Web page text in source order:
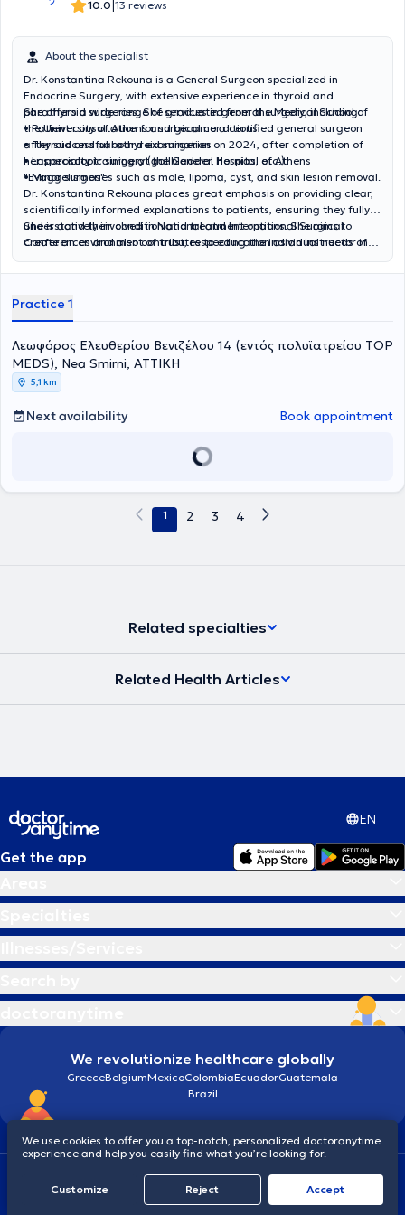
10.0|13 reviews
About the specialist
Dr. Konstantina Rekouna is a General Surgeon specialized in
Endocrine Surgery, with extensive experience in thyroid and
parathyroid surgeries. She graduated from the Medical School of
the University of Athens and became a certified general surgeon
after successful board examination on 2024, after completion of
her specialty training at the General Hospital of Athens
"Evaggelismos".
She offers a wide range of services in general surgery, including:
• Patient consultation for surgical conditions
• Thyroid and parathyroid surgeries
• Laparoscopic surgery (gallbladder, hernias, etc.)
• Minor surgeries such as mole, lipoma, cyst, and skin lesion removal.
Dr. Konstantina Rekouna places great emphasis on providing clear,
scientifically informed explanations to patients, ensuring they fully
understand their condition and treatment options. She aims to
create an environment of trust, respecting the individual needs of
She is actively involved in National and International Surgical
Conferences and also contributes to education as an instructor in
advancements in the field.
Practice 1
Λεωφόρος Ελευθερίου Βενιζέλου 14 (εντός πολυϊατρείου ΤΟP
MEDS), Nea Smirni, ΑΤΤΙΚΗ
5,1 km
Next availability Book appointment
1 2 3 4
Related specialties
Related Health Articles
EN
Get the app
We revolutionize healthcare globally
GreeceBelgiumMexicoColombiaEcuadorGuatemala
Brazil
Cookiesdoctoranytime: Data Protection Policy
© 2026 doctoranytime
We use cookies to offer you a top-notch, personalized doctoranytime
experience and help you easily find what you’re looking for.
Customize Reject Accept